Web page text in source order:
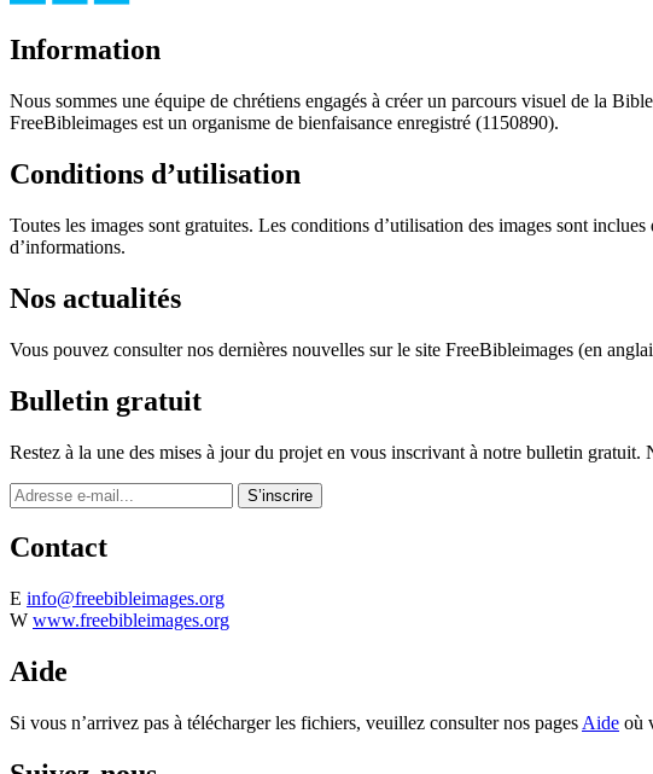
Information
Nous sommes une équipe de chrétiens engagés à créer un parcours visuel de la
FreeBibleimages est un organisme de bienfaisance enregistré (1150890).
Conditions d’utilisation
Toutes les images sont gratuites. Les conditions d’utilisation des images sont
d’informations.
Nos actualités
Vous pouvez consulter nos dernières nouvelles sur le site FreeBibleimages (en
Bulletin gratuit
Restez à la une des mises à jour du projet en vous inscrivant à notre bulletin gratuit.
Contact
E info@freebibleimages.org
W www.freebibleimages.org
Aide
Si vous n’arrivez pas à télécharger les fichiers, veuillez consulter nos pages Aide où